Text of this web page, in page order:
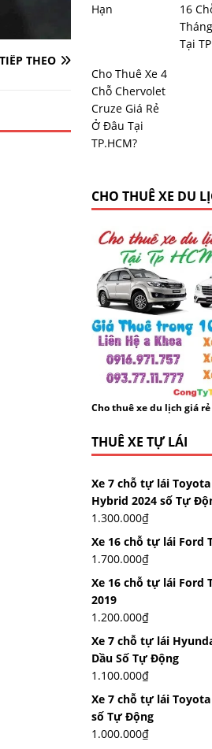
TIẾP THEO
Hạn
16
Tại
Cho Thuê Xe 4
Chỗ Chervolet
Cruze Giá Rẻ
Ở Đâu Tại
TP.HCM?
CHO THUÊ XE DU
Cho thuê xe du lịch giá rẻ
THUÊ XE TỰ LÁI
Xe 7 chỗ tự lái
Hybrid 2024 số Tự
1.300.000₫
Xe 16 chỗ tự lái Ford
1.700.000₫
Xe 16 chỗ tự lái Ford
2019
1.200.000₫
Xe 7 chỗ tự lái
Dầu Số Tự Động
1.100.000₫
Xe 7 chỗ tự lái
số Tự Động
1.000.000₫